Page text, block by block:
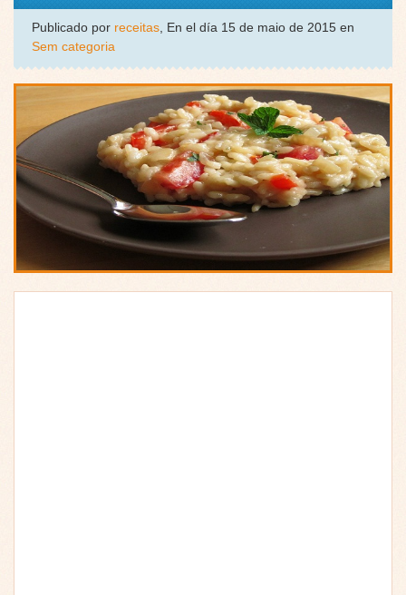
Publicado por receitas, En el día 15 de maio de 2015 en
Sem categoria